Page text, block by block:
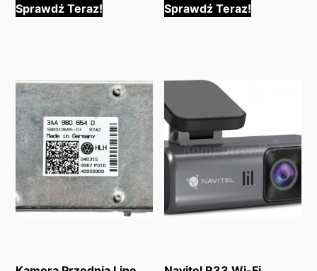
Sprawdź Teraz! Sprawdź Teraz!